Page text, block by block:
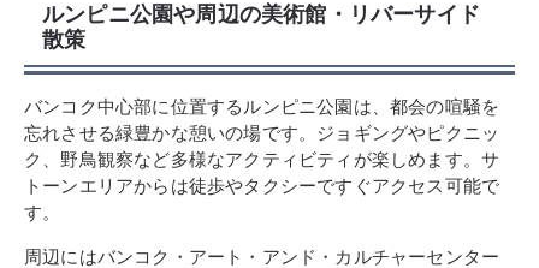
ルンピニ公園や周辺の美術館・リバーサイド
散策
バンコク中心部に位置するルンピニ公園は、都会の喧騒を
忘れさせる緑豊かな憩いの場です。ジョギングやピクニッ
ク、野鳥観察など多様なアクティビティが楽しめます。サ
トーンエリアからは徒歩やタクシーですぐアクセス可能で
す。
周辺にはバンコク・アート・アンド・カルチャーセンター